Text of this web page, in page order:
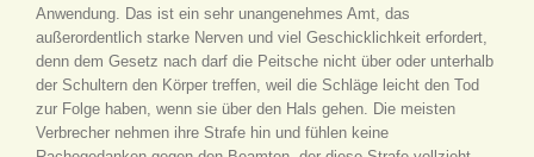
Anwendung. Das ist ein sehr unangenehmes Amt, das
außerordentlich starke Nerven und viel Geschicklichkeit erfordert,
denn dem Gesetz nach darf die Peitsche nicht über oder unterhalb
der Schultern den Körper treffen, weil die Schläge leicht den Tod
zur Folge haben, wenn sie über den Hals gehen. Die meisten
Verbrecher nehmen ihre Strafe hin und fühlen keine